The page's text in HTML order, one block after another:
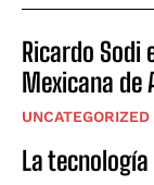
Ricardo Sodi
Mexicana de
UNCATEGORIZED
La